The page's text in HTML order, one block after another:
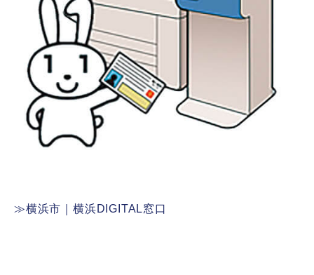
≫横浜市｜横浜DIGITAL窓口